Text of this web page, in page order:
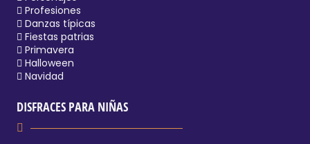
Profesiones
Danzas típicas
Fiestas patrias
Primavera
Halloween
Navidad
DISFRACES PARA NIÑAS